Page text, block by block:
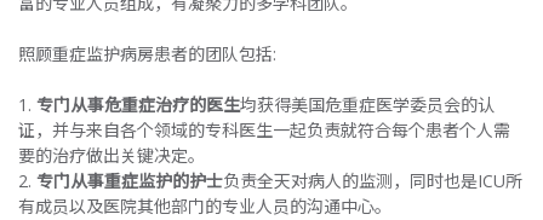
照顾重症监护病房患者的团队包括:
1. 专门从事危重症治疗的医生均获得美国危重症医学委员会的认
证，并与来自各个领域的专科医生一起负责就符合每个患者个人需
要的治疗做出关键决定。
2. 专门从事重症监护的护士负责全天对病人的监测，同时也是ICU所
有成员以及医院其他部门的专业人员的沟通中心。